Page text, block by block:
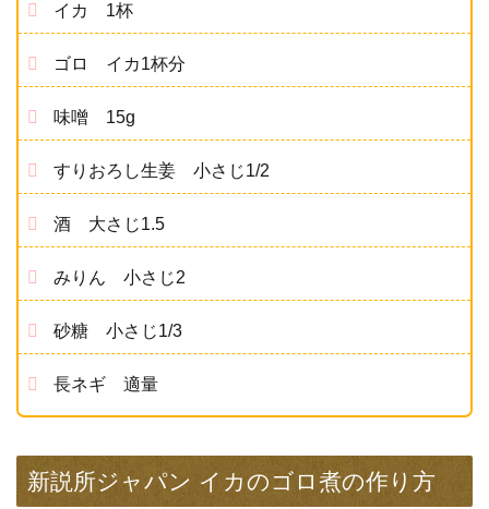
イカ 1杯
ゴロ イカ1杯分
味噌 15g
すりおろし生姜 小さじ1/2
酒 大さじ1.5
みりん 小さじ2
砂糖 小さじ1/3
長ネギ 適量
新説所ジャパン イカのゴロ煮の作り方